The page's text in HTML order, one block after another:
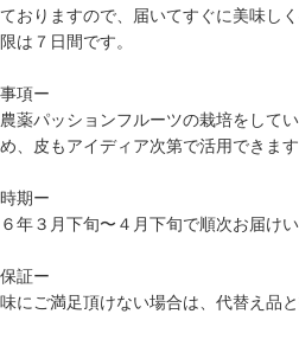
おりますので、届いてすぐに美味しく
は７日間です。
項ー
薬パッションフルーツの栽培をして
、皮もアイディア次第で活用できます
期ー
年３月下旬〜４月下旬で順次お届け
証ー
にご満足頂けない場合は、代替え品